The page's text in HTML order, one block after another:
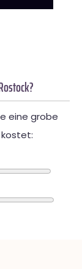
eine grobe